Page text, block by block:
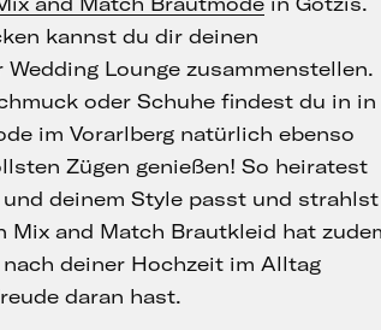
kannst du dir deinen
Lounge zusammenstellen.
oder Schuhe findest du in in
im Vorarlberg natürlich ebenso
Zügen genießen! So heiratest
deinem Style passt und strahlst
Mix and Match Brautkleid hat
deiner Hochzeit im Alltag
daran hast.